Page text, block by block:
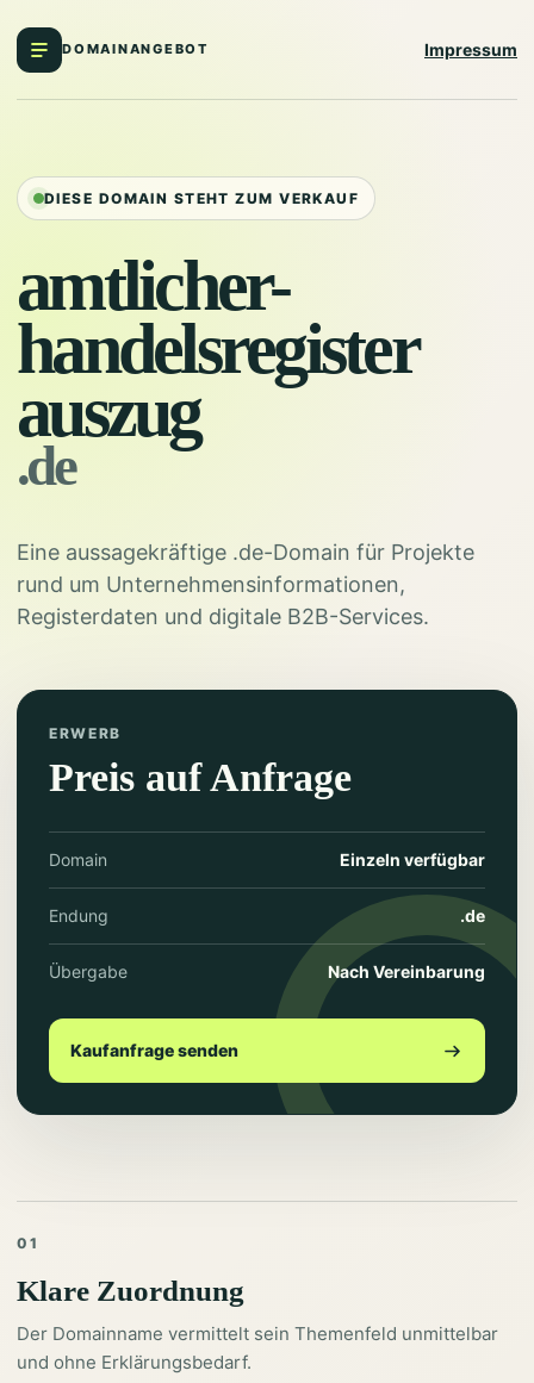
DOMAINANGEBOT Impressum
DIESE DOMAIN STEHT ZUM VERKAUF
amtlicher-
handelsregister
auszug
.de
Eine aussagekräftige .de-Domain für Projekte
rund um Unternehmensinformationen,
Registerdaten und digitale B2B-Services.
ERWERB
Preis auf Anfrage
Domain Einzeln verfügbar
Endung .de
Übergabe Nach Vereinbarung
Kaufanfrage senden
01
Klare Zuordnung
Der Domainname vermittelt sein Themenfeld unmittelbar
und ohne Erklärungsbedarf.